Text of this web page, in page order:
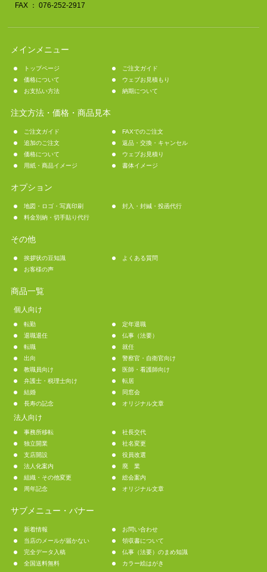
FAX ： 076-252-2917
メインメニュー
トップページ
ご注文ガイド
価格について
ウェブお見積もり
お支払い方法
納期について
注文方法・価格・商品見本
ご注文ガイド
FAXでのご注文
追加のご注文
返品・交換・キャンセル
価格について
ウェブお見積り
用紙・商品イメージ
書体イメージ
オプション
地図・ロゴ・写真印刷
封入・封緘・投函代行
料金別納・切手貼り代行
その他
挨拶状の豆知識
よくある質問
お客様の声
商品一覧
個人向け
転勤
定年退職
退職退任
仏事（法要）
転職
就任
出向
警察官・自衛官向け
教職員向け
医師・看護師向け
弁護士・税理士向け
転居
結婚
同窓会
長寿の記念
オリジナル文章
法人向け
事務所移転
社長交代
独立開業
社名変更
支店開設
役員改選
法人化案内
廃 業
組織・その他変更
総会案内
周年記念
オリジナル文章
サブメニュー・バナー
新着情報
お問い合わせ
当店のメールが届かない
領収書について
完全データ入稿
仏事（法要）のまめ知識
全国送料無料
カラー絵はがき